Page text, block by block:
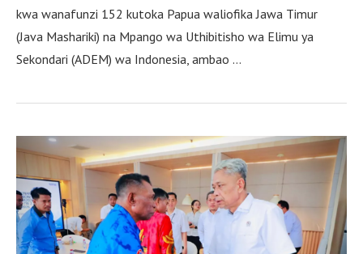
kwa wanafunzi 152 kutoka Papua waliofika Jawa Timur
(Java Mashariki) na Mpango wa Uthibitisho wa Elimu ya
Sekondari (ADEM) wa Indonesia, ambao …